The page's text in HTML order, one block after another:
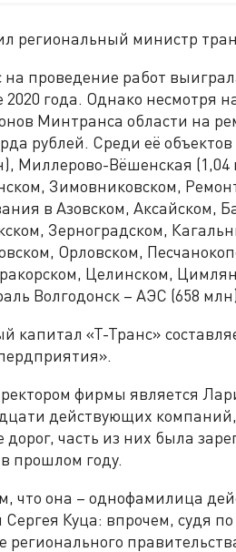
региональный министр
на проведение работ
2020 года. Однако несмотря
Минтранса области на
рублей. Среди её
Миллерово-Вёшенская
Зимовниковском,
в Азовском, Аксайском,
Зерноградском,
Орловском,
Целинском,
Волгодонск – АЭС (658
капитал «Т-Транс»
фирмы является
действующих
дорог, часть из них была
прошлом году.
что она – однофамилица
Сергея Куца: впрочем, судя
регионального